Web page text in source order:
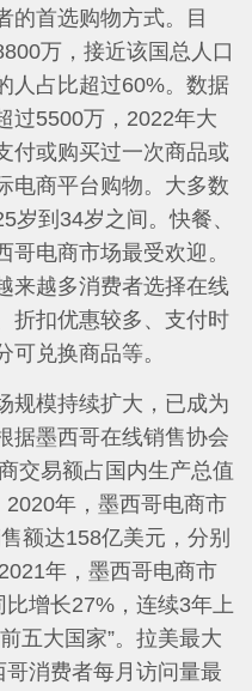
的首选购物方式。目
万，接近该国总人口
人占比超过60%。数据
过5500万，2022年大
付或购买过一次商品或
电商平台购物。大多数
岁到34岁之间。快餐、
电商市场最受欢迎。
来越多消费者选择在线
折扣优惠较多、支付时
兑换商品等。
模持续扩大，已成为
据墨西哥在线销售协会
交易额占国内生产总值
年，墨西哥电商市
额达158亿美元，分别
年，墨西哥电商市
增长27%，连续3年上
五大国家”。拉美最大
哥消费者每月访问量最